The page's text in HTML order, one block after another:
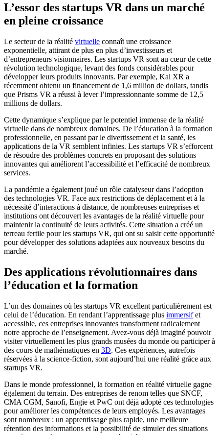
L’essor des startups VR dans un marché
en pleine croissance
Le secteur de la réalité virtuelle connaît une croissance
exponentielle, attirant de plus en plus d’investisseurs et
d’entrepreneurs visionnaires. Les startups VR sont au cœur de cette
révolution technologique, levant des fonds considérables pour
développer leurs produits innovants. Par exemple, Kai XR a
récemment obtenu un financement de 1,6 million de dollars, tandis
que Prisms VR a réussi à lever l’impressionnante somme de 12,5
millions de dollars.
Cette dynamique s’explique par le potentiel immense de la réalité
virtuelle dans de nombreux domaines. De l’éducation à la formation
professionnelle, en passant par le divertissement et la santé, les
applications de la VR semblent infinies. Les startups VR s’efforcent
de résoudre des problèmes concrets en proposant des solutions
innovantes qui améliorent l’accessibilité et l’efficacité de nombreux
services.
La pandémie a également joué un rôle catalyseur dans l’adoption
des technologies VR. Face aux restrictions de déplacement et à la
nécessité d’interactions à distance, de nombreuses entreprises et
institutions ont découvert les avantages de la réalité virtuelle pour
maintenir la continuité de leurs activités. Cette situation a créé un
terreau fertile pour les startups VR, qui ont su saisir cette opportunité
pour développer des solutions adaptées aux nouveaux besoins du
marché.
Des applications révolutionnaires dans
l’éducation et la formation
L’un des domaines où les startups VR excellent particulièrement est
celui de l’éducation. En rendant l’apprentissage plus immersifet
accessible, ces entreprises innovantes transforment radicalement
notre approche de l’enseignement. Avez-vous déjà imaginé pouvoir
visiter virtuellement les plus grands musées du monde ou participer à
des cours de mathématiques en 3D. Ces expériences, autrefois
réservées à la science-fiction, sont aujourd’hui une réalité grâce aux
startups VR.
Dans le monde professionnel, la formation en réalité virtuelle gagne
également du terrain. Des entreprises de renom telles que SNCF,
CMA CGM, Sanofi, Engie et PwC ont déjà adopté ces technologies
pour améliorer les compétences de leurs employés. Les avantages
sont nombreux : un apprentissage plus rapide, une meilleure
rétention des informations et la possibilité de simuler des situations